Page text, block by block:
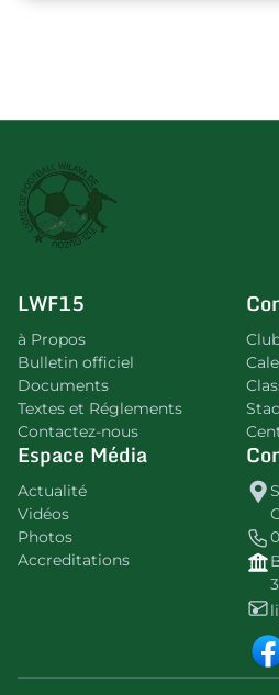
LWF15
à Propos
Bulletin officiel
Documents
Textes et Réglements
Contactez-nous
Espace Média
Actualité
Vidéos
Photos
Accreditations